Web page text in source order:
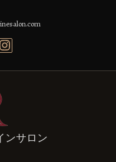
ンサロン